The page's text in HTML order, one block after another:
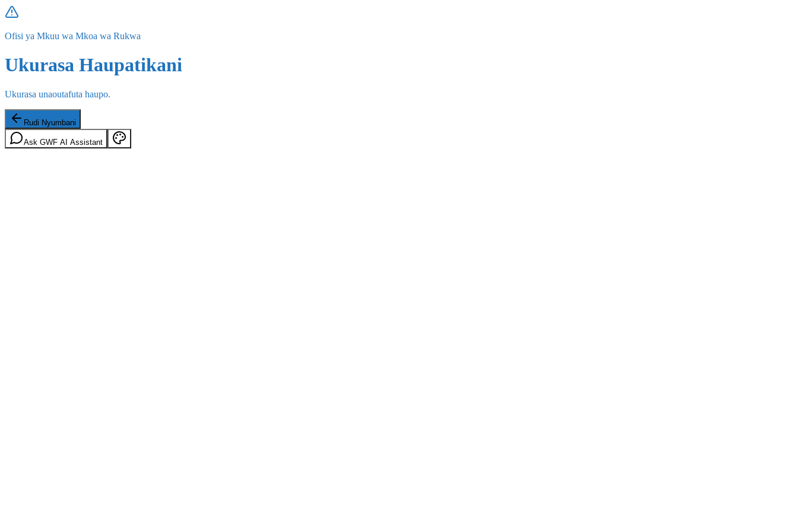
Ofisi ya Mkuu wa Mkoa wa Rukwa
Ukurasa Haupatikani
Ukurasa unaoutafuta haupo.
Rudi Nyumbani
Ask GWF AI Assistant